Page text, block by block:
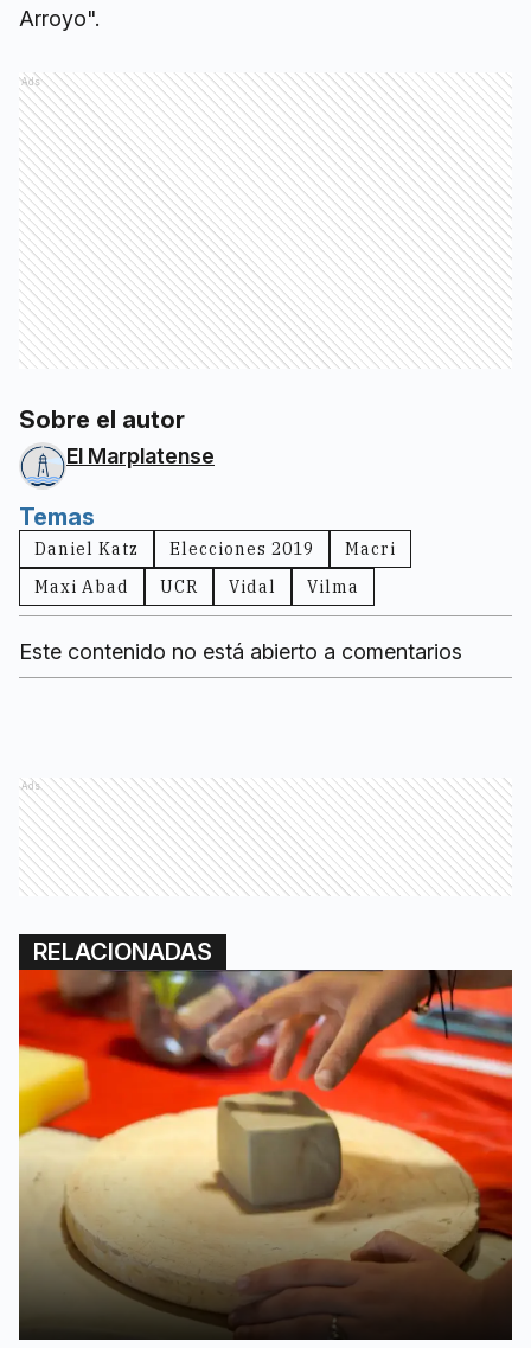
Arroyo".
Ads
Sobre el autor
El Marplatense
Temas
Daniel Katz Elecciones 2019
Macri
Maxi Abad
UCR Vidal Vilma
Este contenido no está abierto a comentarios
Ads
RELACIONADAS